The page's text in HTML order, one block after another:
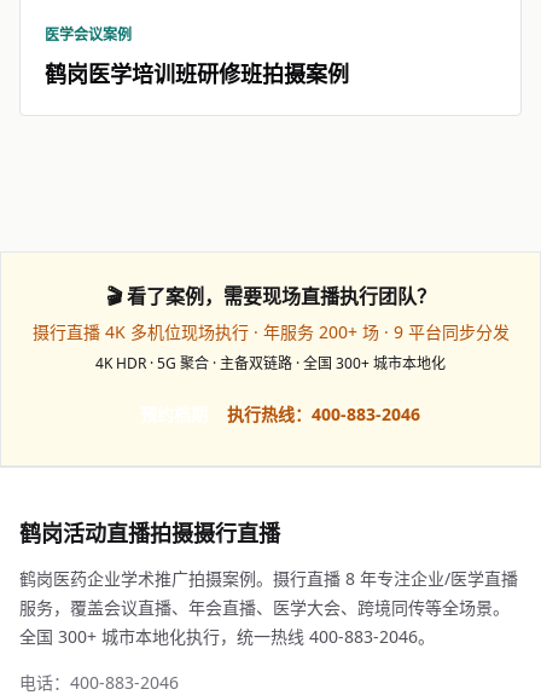
医学会议案例
鹤岗医学培训班研修班拍摄案例
🎬 看了案例，需要现场直播执行团队？
摄行直播 4K 多机位现场执行 · 年服务 200+ 场 · 9 平台同步分发
4K HDR · 5G 聚合 · 主备双链路 · 全国 300+ 城市本地化
执行热线：400-883-2046
鹤岗活动直播拍摄摄行直播
鹤岗医药企业学术推广拍摄案例。摄行直播 8 年专注企业/医学直播
服务，覆盖会议直播、年会直播、医学大会、跨境同传等全场景。
全国 300+ 城市本地化执行，统一热线 400-883-2046。
电话：400-883-2046